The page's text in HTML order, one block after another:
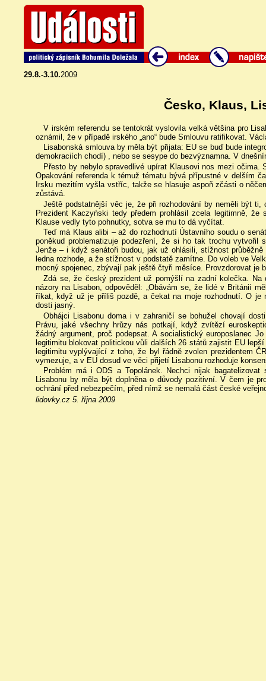
29.8.-3.10.2009
Česko, Klaus,
V irském referendu se tentokrát vyslovila velká většina pro
oznámil, že v případě irského „ano“ bude Smlouvu ratifikovat.
Lisabonská smlouva by měla být přijata: EU se buď bude
demokraciích chodí) , nebo se sesype do bezvýznamna. V
Přesto by nebylo spravedlivé upírat Klausovi nos mezi očima.
Opakování referenda k témuž tématu bývá přípustné v delším
Irsku mezitím vyšla vstříc, takže se hlasuje aspoň zčásti o
zůstává.
Ještě podstatnější věc je, že při rozhodování by neměli být
Prezident Kaczyński tedy předem prohlásil zcela legitimně, že
Klause vedly tyto pohnutky, sotva se mu to dá vyčítat.
Teď má Klaus alibi – až do rozhodnutí Ústavního soudu o
poněkud problematizuje podezření, že si ho tak trochu vytvořil
Jenže – i když senátoři budou, jak už ohlásili, stížnost
ledna rozhode, a že stížnost v podstatě zamítne. Do voleb ve
mocný spojenec, zbývají pak ještě čtyři měsíce. Provzdorovat je
Zdá se, že český prezident už pomýšlí na zadní kolečka.
názory na Lisabon, odpověděl: „Obávám se, že lidé v Británii
říkat, když už je příliš pozdě, a čekat na moje rozhodnutí. O je
dosti jasný.
Obhájci Lisabonu doma i v zahraničí se bohužel chovají
Právu, jaké všechny hrůzy nás potkají, když zvítězí
žádný argument, proč podepsat. A socialistický europoslanec
legitimitu blokovat politickou vůli dalších 26 států zajistit EU
legitimitu vyplývající z toho, že byl řádně zvolen prezidentem
vymezuje, a v EU dosud ve věci přijetí Lisabonu rozhoduje
Problém má i ODS a Topolánek. Nechci nijak
Lisabonu by měla být doplněna o důvody pozitivní. V čem je
ochrání před nebezpečím, před nímž se nemalá část české
lidovky.cz 5. října 2009